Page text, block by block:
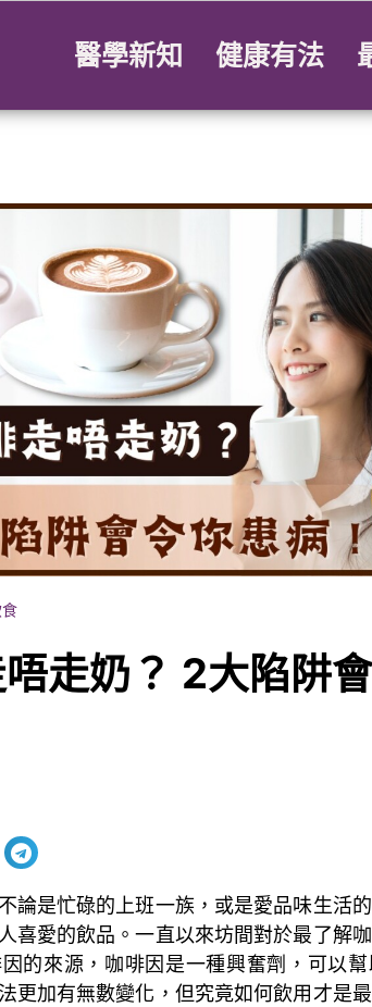
醫學新知 健康有法
走奶？ 2大陷阱
論是忙碌的上班一族，或是愛品味生活
喜愛的飲品。一直以來坊間對於最了解
的來源，咖啡因是一種興奮劑，可以
更加有無數變化，但究竟如何飲用才是